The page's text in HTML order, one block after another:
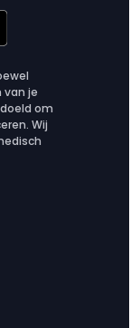
van je
om
Wij